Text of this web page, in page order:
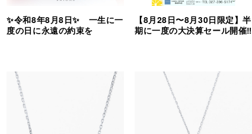
✨令和8年8月8日✨ 一生に一
度の日に永遠の約束を
【8月28日〜8月30日限定】半
期に一度の大決算セール開催‼︎